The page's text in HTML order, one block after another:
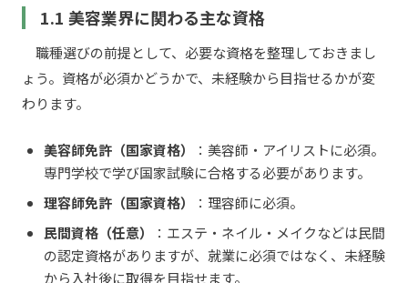
1.1 美容業界に関わる主な資格
職種選びの前提として、必要な資格を整理しておきまし
ょう。資格が必須かどうかで、未経験から目指せるかが変
わります。
美容師免許（国家資格）
：美容師・アイリストに必須。
専門学校で学び国家試験に合格する必要があります。
理容師免許（国家資格）
：理容師に必須。
民間資格（任意）
：エステ・ネイル・メイクなどは民間
の認定資格がありますが、就業に必須ではなく、未経験
から入社後に取得を目指せます。